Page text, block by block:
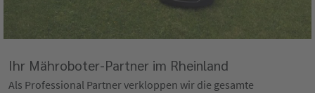
Ihr Mähroboter-Partner im Rheinland
Als Professional Partner verkloppen wir die gesamte